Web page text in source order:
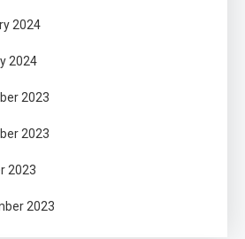
2024
2024
2023
2023
2023
2023